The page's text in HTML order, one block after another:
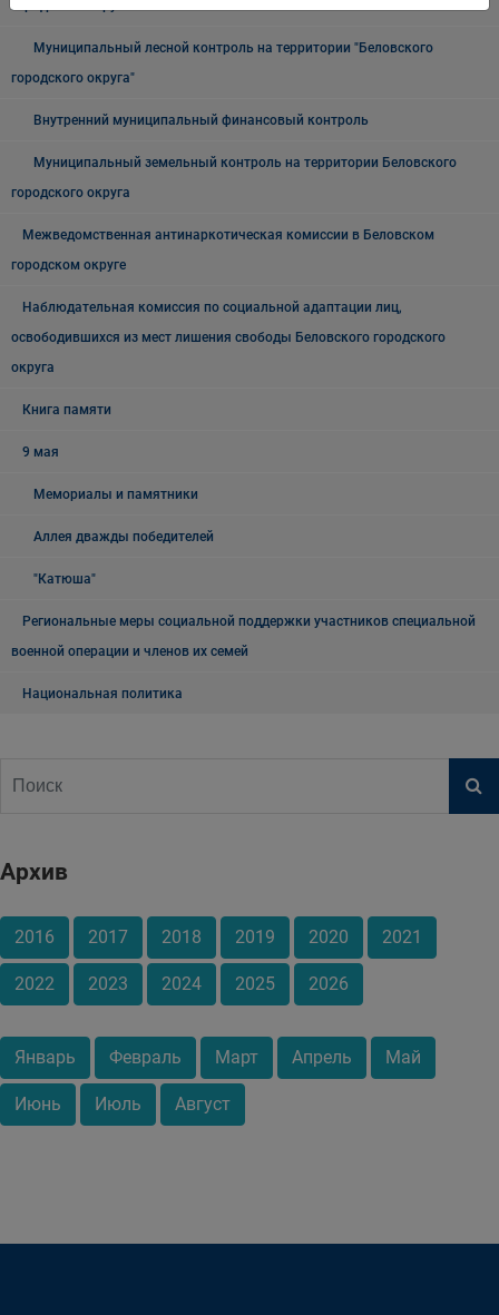
городского округа"
Муниципальный лесной контроль на территории "Беловского
городского округа"
Внутренний муниципальный финансовый контроль
Муниципальный земельный контроль на территории Беловского
городского округа
Межведомственная антинаркотическая комиссии в Беловском
городском округе
Наблюдательная комиссия по социальной адаптации лиц,
освободившихся из мест лишения свободы Беловского городского
округа
Книга памяти
9 мая
Мемориалы и памятники
Аллея дважды победителей
"Катюша"
Региональные меры социальной поддержки участников специальной
военной операции и членов их семей
Национальная политика
Архив
2016 2017 2018 2019 2020 2021
2022 2023 2024 2025 2026
Январь Февраль Март Апрель Май
Июнь Июль Август